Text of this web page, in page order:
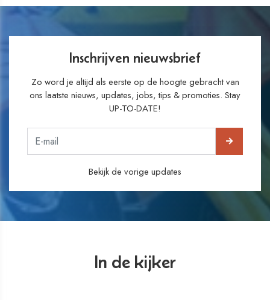
Inschrijven nieuwsbrief
Zo word je altijd als eerste op de hoogte gebracht van
ons laatste nieuws, updates, jobs, tips & promoties. Stay
UP-TO-DATE!
Bekijk de vorige updates
In de kijker